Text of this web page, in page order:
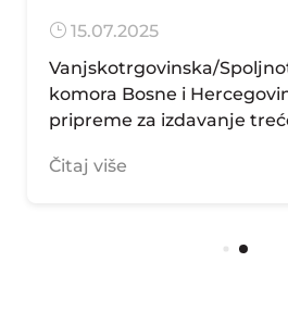
} 15.07.2025
Vanjskotrgovinska/
komora Bosne i
pripreme za izdavanje
Čitaj više